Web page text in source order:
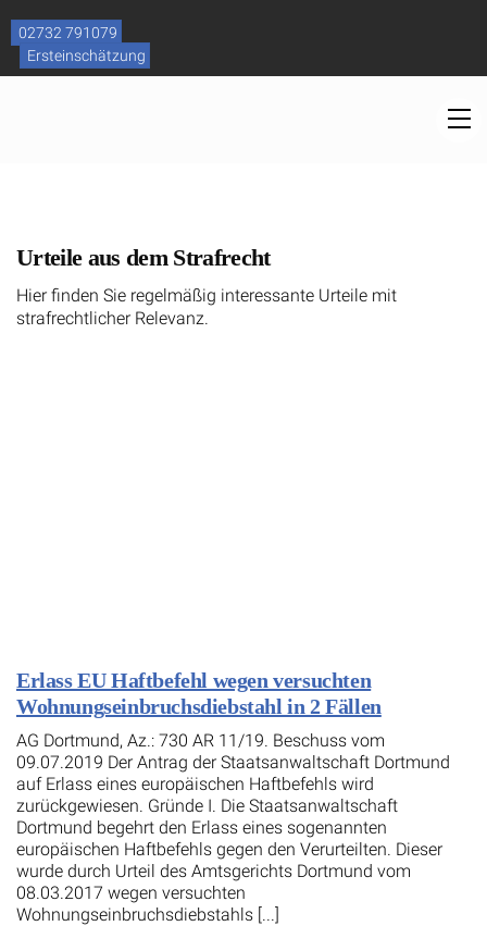
content
02732 791079
Ersteinschätzung
Urteile aus dem Strafrecht
Hier finden Sie regelmäßig interessante Urteile mit
strafrechtlicher Relevanz.
Erlass EU Haftbefehl wegen versuchten
Wohnungseinbruchsdiebstahl in 2 Fällen
AG Dortmund, Az.: 730 AR 11/19. Beschuss vom
09.07.2019 Der Antrag der Staatsanwaltschaft Dortmund
auf Erlass eines europäischen Haftbefehls wird
zurückgewiesen. Gründe I. Die Staatsanwaltschaft
Dortmund begehrt den Erlass eines sogenannten
europäischen Haftbefehls gegen den Verurteilten. Dieser
wurde durch Urteil des Amtsgerichts Dortmund vom
08.03.2017 wegen versuchten
Wohnungseinbruchsdiebstahls [...]